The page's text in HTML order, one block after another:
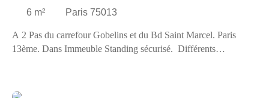
Gobelins. Facile d'accès
6 m² Paris 75013
A 2 Pas du carrefour Gobelins et du Bd Saint Marcel. Paris
13ème. Dans Immeuble Standing sécurisé. Différents
5,00 Euros de provisions pour charges (régularisation annuelle).